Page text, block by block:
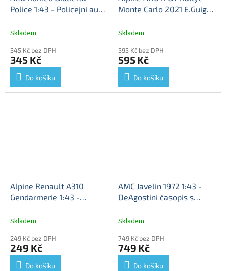
Police 1:43 - Policejní auta
Romeo Giulietta - Police -
Skladem
345 Kč bez DPH
345 Kč
Do košíku
Monte Carlo 2021 E.Guigou
automobily časopis s
- kovový model
Skladem
595 Kč bez DPH
595 Kč
Do košíku
Alpine Renault A310
Gendarmerie 1:43 -
časopis s modelem #11
Policejní auta
Skladem
249 Kč bez DPH
249 Kč
Do košíku
AMC Javelin 1972 1:43 -
DeAgostini časopis s
1972 - kovový model auta
Skladem
749 Kč bez DPH
749 Kč
Do košíku